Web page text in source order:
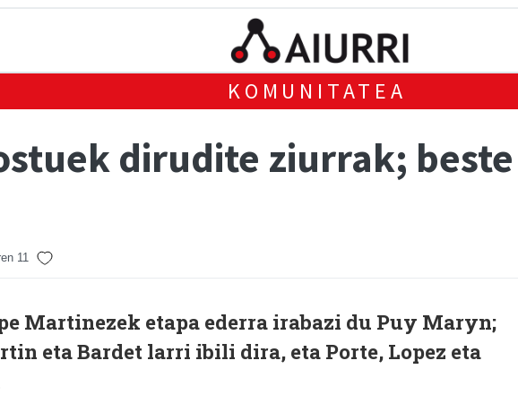
KOMUNITATEA
dirudite ziurrak;
11
Martinezek etapa ederra irabazi du Puy Maryn;
eta Bardet larri ibili dira, eta Porte, Lopez eta